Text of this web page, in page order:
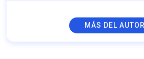
MÁS DEL AUTOR